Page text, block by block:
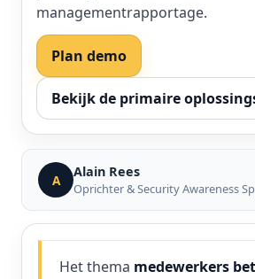
managementrapportage.
Plan demo
Bekijk de primaire
A Alain Rees
Oprichter & Security Awareness
Het thema medewerkers